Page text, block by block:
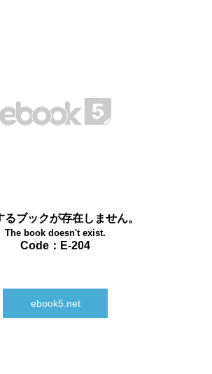
るブックが存在しません。
The book doesn't exist.
Code：E-204
ebook5.net